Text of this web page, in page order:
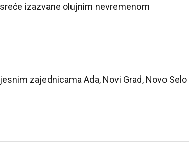
izazvane olujnim nevremenom
zajednicama Ada, Novi Grad, Novo Selo